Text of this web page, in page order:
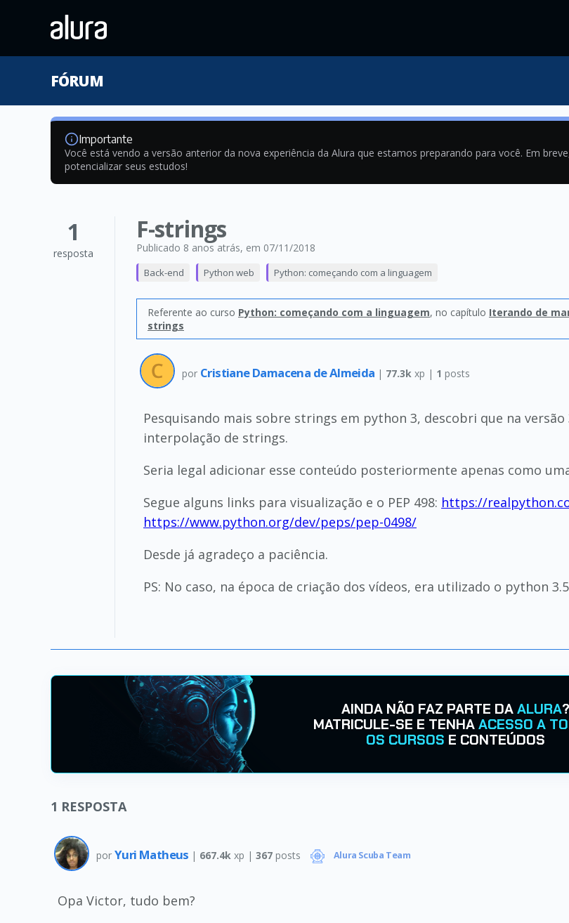
FÓRUM
Importante
Você está vendo a versão anterior da nova experiência da Alura que estamos preparando para você. Em
potencializar seus estudos!
1
resposta
F-strings
Publicado 8 anos atrás, em 07/11/2018
Back-end Python web Python: começando com a linguagem
Referente ao curso Python: começando com a linguagem, no capítulo Iterando de
strings
por Cristiane Damacena de Almeida | 77.3k xp | 1 posts
Pesquisando mais sobre strings em python 3, descobri que na
interpolação de strings.
Seria legal adicionar esse conteúdo posteriormente apenas como
Segue alguns links para visualização e o PEP 498: https://
https://www.python.org/dev/peps/pep-0498/
Desde já agradeço a paciência.
PS: No caso, na época de criação dos vídeos, era utilizado o python
AINDA NÃO FAZ PARTE DAALURA?
MATRICULE-SE E TENHAACESSO A
OS CURSOS E CONTEÚDOS
1 RESPOSTA
por Yuri Matheus | 667.4k xp |367 posts Alura Scuba Team
Opa Victor, tudo bem?